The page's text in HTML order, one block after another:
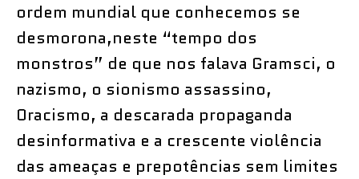
ordem mundial que conhecemos se
desmorona,neste “tempo dos
monstros” de que nos falava Gramsci, o
nazismo, o sionismo assassino,
0racismo, a descarada propaganda
desinformativa e a crescente violência
das ameaças e prepotências sem limites